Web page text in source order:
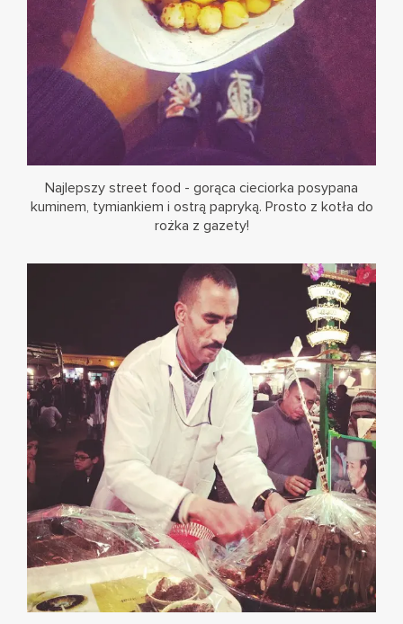
Najlepszy street food - gorąca cieciorka posypana
kuminem, tymiankiem i ostrą papryką. Prosto z kotła do
rożka z gazety!